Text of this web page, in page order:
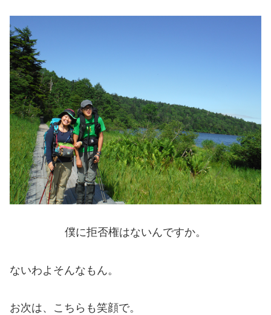
僕に拒否権はないんですか。
ないわよそんなもん。
お次は、こちらも笑顔で。